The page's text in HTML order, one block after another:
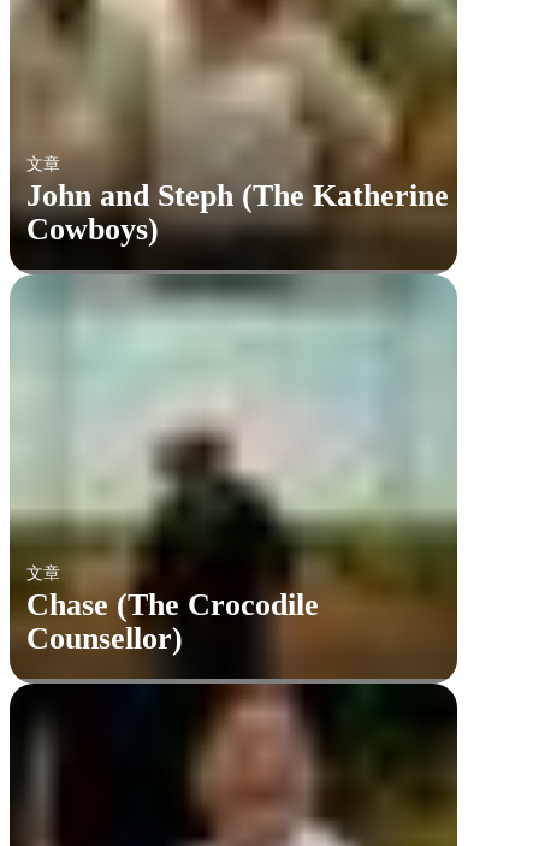
文章
John and Steph (The Katherine
Cowboys)
文章
Chase (The Crocodile
Counsellor)